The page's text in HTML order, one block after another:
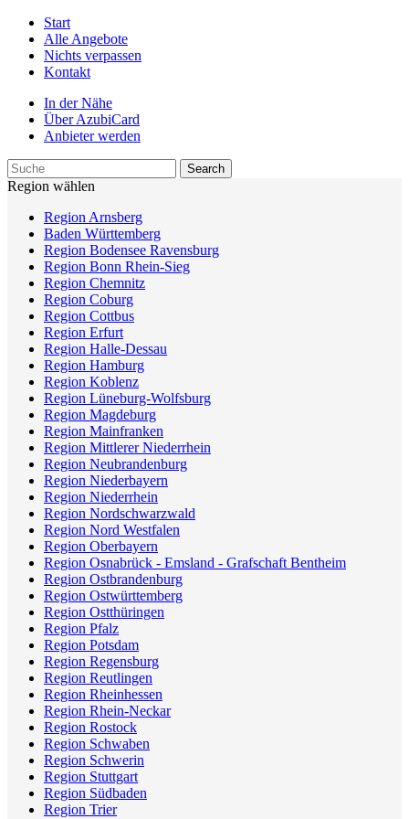
Start
Alle Angebote
Nichts verpassen
Kontakt
In der Nähe
Über AzubiCard
Anbieter werden
Region wählen
Region Arnsberg
Baden Württemberg
Region Bodensee Ravensburg
Region Bonn Rhein-Sieg
Region Chemnitz
Region Coburg
Region Cottbus
Region Erfurt
Region Halle-Dessau
Region Hamburg
Region Koblenz
Region Lüneburg-Wolfsburg
Region Magdeburg
Region Mainfranken
Region Mittlerer Niederrhein
Region Neubrandenburg
Region Niederbayern
Region Niederrhein
Region Nordschwarzwald
Region Nord Westfalen
Region Oberbayern
Region Osnabrück - Emsland - Grafschaft Bentheim
Region Ostbrandenburg
Region Ostwürttemberg
Region Ostthüringen
Region Pfalz
Region Potsdam
Region Regensburg
Region Reutlingen
Region Rheinhessen
Region Rhein-Neckar
Region Rostock
Region Schwaben
Region Schwerin
Region Stuttgart
Region Südbaden
Region Trier